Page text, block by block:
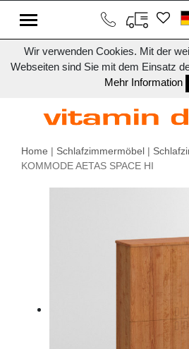
Wir verwenden Cookies. Mit der
Webseiten sind Sie mit dem Einsatz
Mehr Information
Home | Schlafzimmermöbel |
KOMMODE AETAS SPACE HI